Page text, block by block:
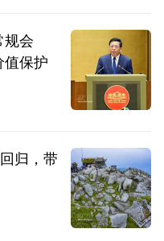
规会
值保护
归，带